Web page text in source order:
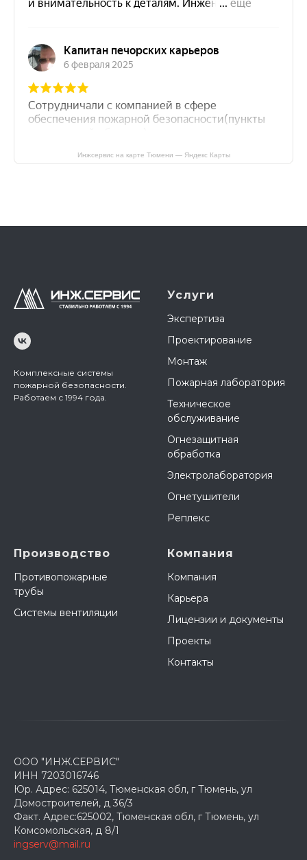
Инжсервис на карте Тюмени — Яндекс Карты
Комплексные системы
пожарной безопасности.
Работаем с 1994 года.
Услуги
Экспертиза
Проектирование
Монтаж
Пожарная лаборатория
Техническое
обслуживание
Огнезащитная
обработка
Электролаборатория
Огнетушители
Реплекс
Производство
Противопожарные
трубы
Системы вентиляции
Компания
Компания
Карьера
Лицензии и документы
Проекты
Контакты
ООО "ИНЖ.СЕРВИС"
ИНН 7203016746
Юр. Адрес: 625014, Тюменская обл, г Тюмень, ул
Домостроителей, д 36/3
Факт. Адрес:625002, Тюменская обл, г Тюмень, ул
Комсомольская, д 8/1
ingserv@mail.ru